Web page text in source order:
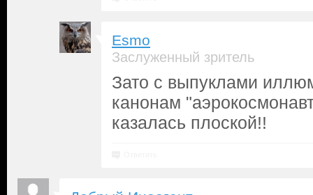
Esmo
Заслуженный зритель
Зато с выпуклами
канонам
казалась плоской!!